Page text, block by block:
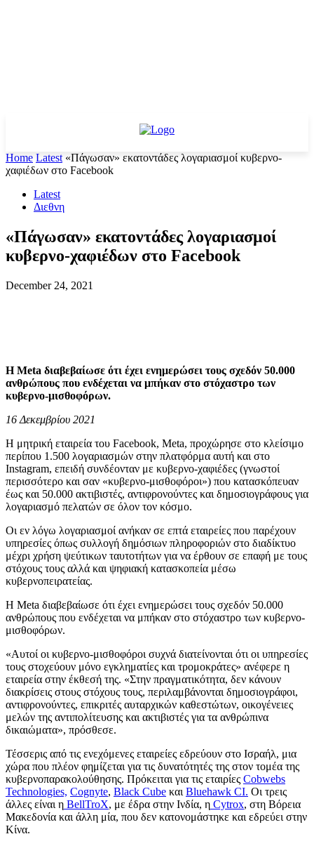
Home Latest «Πάγωσαν» εκατοντάδες λογαριασμοί κυβερνο-
χαφιέδων στο Facebook
Latest
Διεθνη
«Πάγωσαν» εκατοντάδες λογαριασμοί
κυβερνο-χαφιέδων στο Facebook
December 24, 2021
Η Meta διαβεβαίωσε ότι έχει ενημερώσει τους σχεδόν 50.000
ανθρώπους που ενδέχεται να μπήκαν στο στόχαστρο των
κυβερνο-μισθοφόρων.
16 Δεκεμβρίου 2021
Η μητρική εταιρεία του Facebook, Meta, προχώρησε στο κλείσιμο
περίπου 1.500 λογαριασμών στην πλατφόρμα αυτή και στο
Instagram, επειδή συνδέονταν με κυβερνο-χαφιέδες (γνωστοί
περισσότερο και σαν «κυβερνο-μισθοφόροι») που κατασκόπευαν
έως και 50.000 ακτιβιστές, αντιφρονούντες και δημοσιογράφους για
λογαριασμό πελατών σε όλον τον κόσμο.
Οι εν λόγω λογαριασμοί ανήκαν σε επτά εταιρείες που παρέχουν
υπηρεσίες όπως συλλογή δημόσιων πληροφοριών στο διαδίκτυο
μέχρι χρήση ψεύτικων ταυτοτήτων για να έρθουν σε επαφή με τους
στόχους τους αλλά και ψηφιακή κατασκοπεία μέσω
κυβερνοπειρατείας.
Η Meta διαβεβαίωσε ότι έχει ενημερώσει τους σχεδόν 50.000
ανθρώπους που ενδέχεται να μπήκαν στο στόχαστρο των κυβερνο-
μισθοφόρων.
«Αυτοί οι κυβερνο-μισθοφόροι συχνά διατείνονται ότι οι υπηρεσίες
τους στοχεύουν μόνο εγκληματίες και τρομοκράτες» ανέφερε η
εταιρεία στην έκθεσή της. «Στην πραγματικότητα, δεν κάνουν
διακρίσεις στους στόχους τους, περιλαμβάνονται δημοσιογράφοι,
αντιφρονούντες, επικριτές αυταρχικών καθεστώτων, οικογένειες
μελών της αντιπολίτευσης και ακτιβιστές για τα ανθρώπινα
δικαιώματα», πρόσθεσε.
Τέσσερις από τις ενεχόμενες εταιρείες εδρεύουν στο Ισραήλ, μια
χώρα που πλέον φημίζεται για τις δυνατότητές της στον τομέα της
κυβερνοπαρακολούθησης. Πρόκειται για τις εταιρίες Cobwebs
Technologies, Cognyte, Black Cube και Bluehawk CI. Οι τρεις
άλλες είναι η BellTroX, με έδρα στην Ινδία, η Cytrox, στη Βόρεια
Μακεδονία και άλλη μία, που δεν κατονομάστηκε και εδρεύει στην
Κίνα.